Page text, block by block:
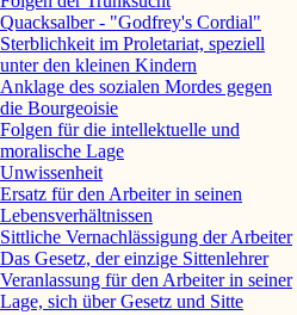
Quacksalber - "Godfrey's Cordial"
Sterblichkeit im Proletariat, speziell
unter den kleinen Kindern
Anklage des sozialen Mordes gegen
die Bourgeoisie
Folgen für die intellektuelle und
moralische Lage
Unwissenheit
Ersatz für den Arbeiter in seinen
Lebensverhältnissen
Sittliche Vernachlässigung der Arbeiter
Das Gesetz, der einzige Sittenlehrer
Veranlassung für den Arbeiter in seiner
Lage, sich über Gesetz und Sitte